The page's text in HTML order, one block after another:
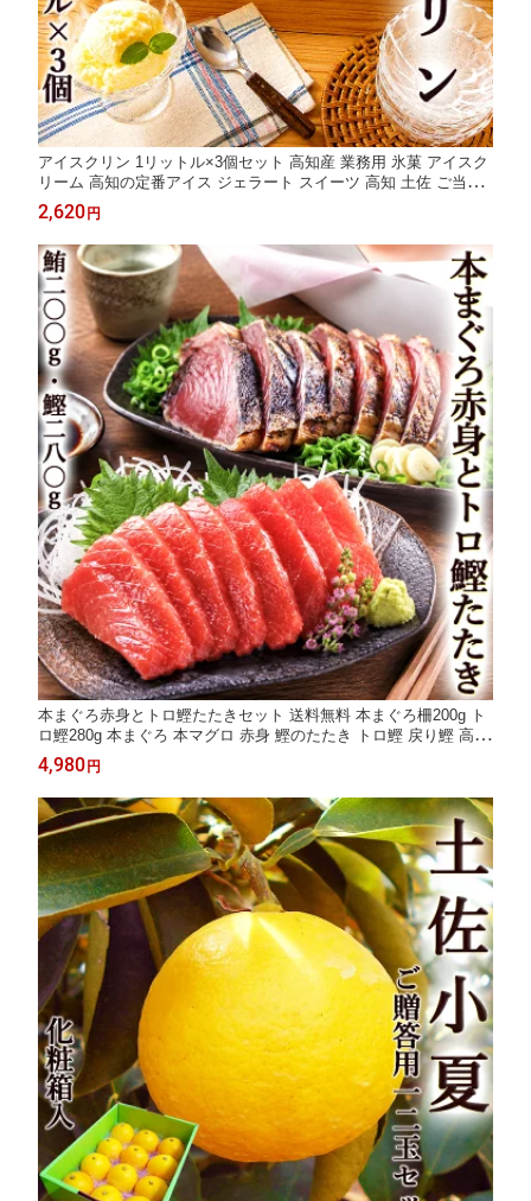
アイスクリン 1リットル×3個セット 高知産 業務用 氷菓 アイスク
リーム 高知の定番アイス ジェラート スイーツ 高知 土佐 ご当地
アイス よさこい 屋台 移動式店舗 パラソル 昔懐かしい味 ギフト
プレゼント サメウラフーズ
2,620円
本まぐろ赤身とトロ鰹たたきセット 送料無料 本まぐろ柵200g ト
ロ鰹280g 本まぐろ 本マグロ 赤身 鰹のたたき トロ鰹 戻り鰹 高知
刺身 食べ比べ セット 海鮮 お取り寄せ ギフト 送料無料 お中元 お
歳暮 ギフト お祝い
4,980円